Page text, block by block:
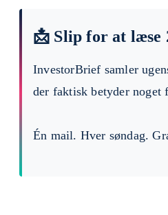
📩 Slip for at læse
InvestorBrief samler
der faktisk betyder noget
Én mail. Hver søndag.